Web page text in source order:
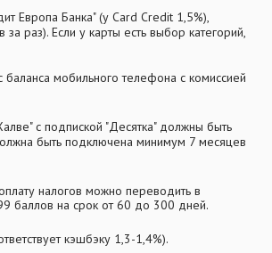
Европа Банка" (у Card Credit 1,5%),
раз). Если у карты есть выбор категорий,
баланса мобильного телефона с комиссией
с подпиской "Десятка" должны быть
быть подключена минимум 7 месяцев
налогов можно переводить в
баллов на срок от 60 до 300 дней.
кэшбэку 1,3-1,4%).